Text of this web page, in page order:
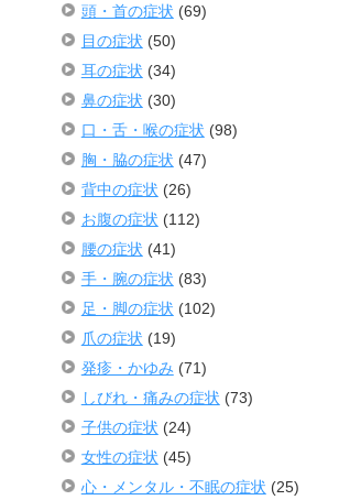
頭・首の症状 (69)
目の症状 (50)
耳の症状 (34)
鼻の症状 (30)
口・舌・喉の症状 (98)
胸・脇の症状 (47)
背中の症状 (26)
お腹の症状 (112)
腰の症状 (41)
手・腕の症状 (83)
足・脚の症状 (102)
爪の症状 (19)
発疹・かゆみ (71)
しびれ・痛みの症状 (73)
子供の症状 (24)
女性の症状 (45)
心・メンタル・不眠の症状 (25)